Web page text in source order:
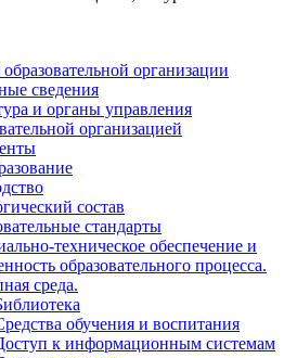
организации
сведения
и органы управления
организацией
состав
стандарты
техническое обеспечение и
образовательного процесса.
среда.
обучения и воспитания
к информационным системам